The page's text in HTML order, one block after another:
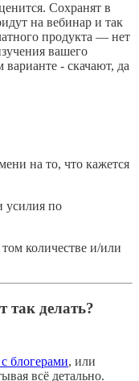
Сохранят в
на вебинар и так
продукта — нет
вашего
- скачают, да
на то, что кажется
усилия по
количестве и/или
делать?
блогерами, или
всё детально.